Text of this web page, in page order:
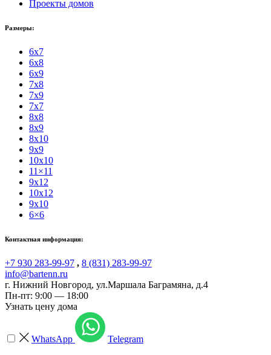
Проекты домов
Размеры:
6x7
6x8
6x9
7x8
7x9
7x7
8x8
8x9
8x10
9x9
10x10
11×11
9x12
10x12
9x10
6×6
Контактная информация:
+7 930 283-99-97 , 8 (831) 283-99-97
info@bartenn.ru
г. Нижний Новгород, ул.Маршала Баграмяна, д.4
Пн-пт: 9:00 — 18:00
Узнать цену дома
WhatsApp Telegram